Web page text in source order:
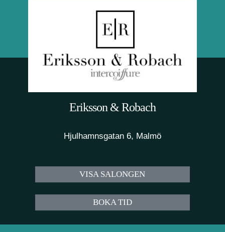
Eriksson & Robach
Hjulhamnsgatan 6, Malmö
VISA SALONGEN
BOKA TID